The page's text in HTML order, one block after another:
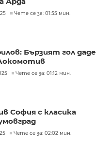
Чете се за: 01:55 мин.
Бързият гол даде
Чете се за: 01:12 мин.
София с класика
Чете се за: 02:02 мин.